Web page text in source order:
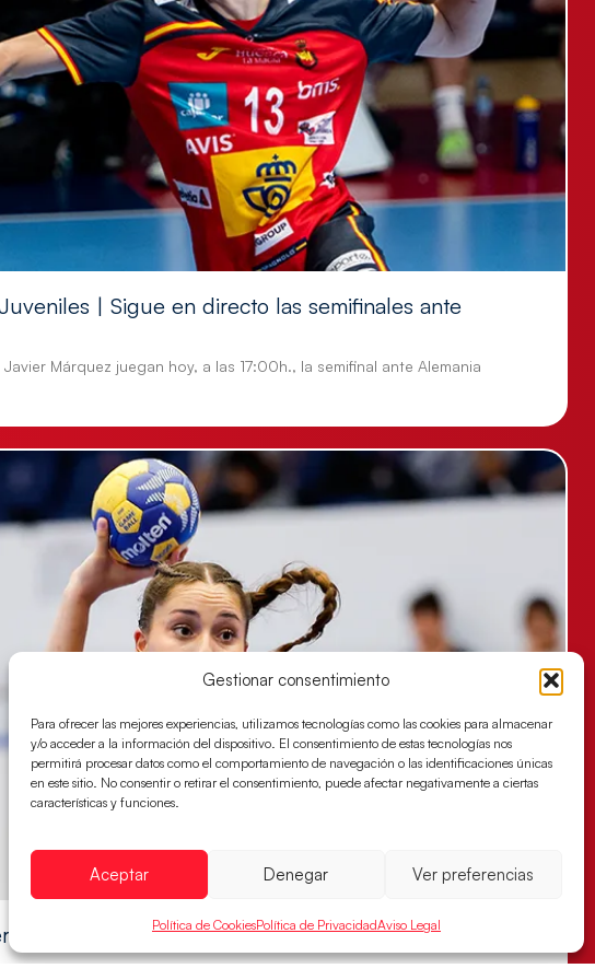
Gestionar consentimiento
Para ofrecer las mejores experiencias, utilizamos tecnologías como las cookies para almacenar
y/o acceder a la información del dispositivo. El consentimiento de estas tecnologías nos
permitirá procesar datos como el comportamiento de navegación o las identificaciones únicas
en este sitio. No consentir o retirar el consentimiento, puede afectar negativamente a ciertas
características y funciones.
Aceptar Denegar Ver preferencias
Política de CookiesPolítica de PrivacidadAviso Legal
| Sigue en directo las semifinales ante
Márquez juegan hoy, a las 17:00h., la semifinal ante Alemania
Juveniles sellan su billete para las semifinales
Cristina Cabeza han remontado con parcial de 7:1 que les ha dado el pase